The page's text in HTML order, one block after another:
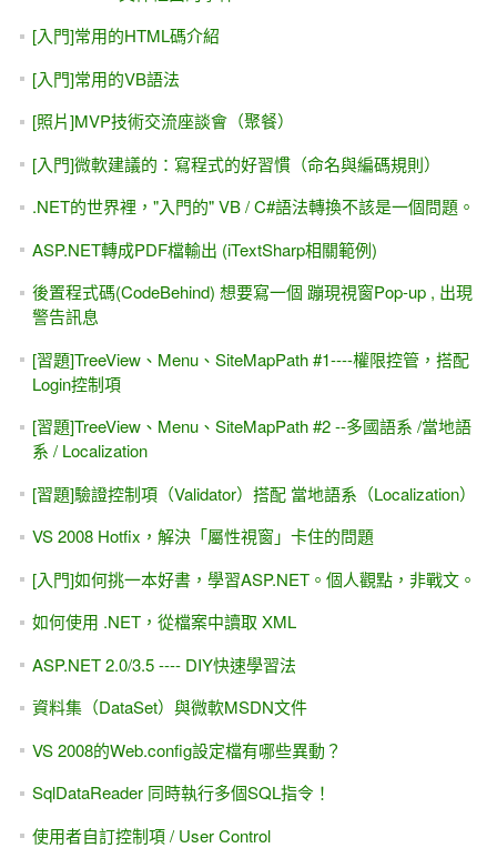
MVC)
[轉職] 寫程式真的能發大財、年薪百萬嗎？
[ASP.NET MVC] VS2022 / .NET Core 6的改變？如何購買
mis2000lab線上課程？
[ASP.NET Core] WebAPI與JWT簡易入門
[ASP.NET Core] WebAPI與 Postman簡易入門
[ASP.NET Core MVC] 01-2A 初學者的第二堂課(採用
[ASP.NET]OutputCache輸出快取 - Web Form + MVC適用
[學員感言] ASP.NET MVC 線上課程，半年加薪150%
ASP.NET - NPOI匯出Excel、讀取Excel（批次新增、輸入大
在下定決心以前，請不要急著繳費
[youtube影片] ASP.NET - Model Binding 從MVC到Web Form
都可使用
[會員登入] 不使用ASP.NET Core Identity 的 Cookie 驗證
(ClaimsIdentity)
[youtube影片]ASP.NET WebForm 第一天的回家作業 (表單輸
[youtube影片]建置專案時發生錯誤 剖析器錯誤 - VS2019 /
VS2022 + ASP.NET專題實務